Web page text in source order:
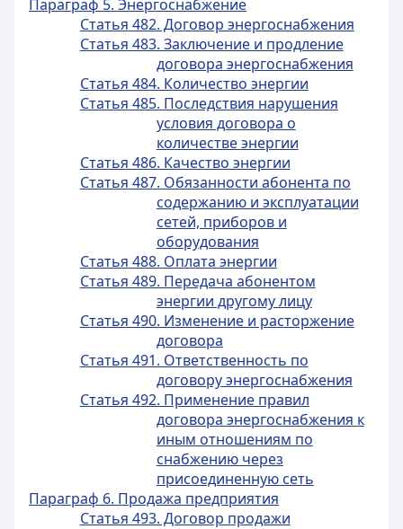
Параграф 5. Энергоснабжение
Статья 482. Договор энергоснабжения
Статья 483. Заключение и продление
договора энергоснабжения
Статья 484. Количество энергии
Статья 485. Последствия нарушения
условия договора о
количестве энергии
Статья 486. Качество энергии
Статья 487. Обязанности абонента по
содержанию и эксплуатации
сетей, приборов и
оборудования
Статья 488. Оплата энергии
Статья 489. Передача абонентом
энергии другому лицу
Статья 490. Изменение и расторжение
договора
Статья 491. Ответственность по
договору энергоснабжения
Статья 492. Применение правил
договора энергоснабжения к
иным отношениям по
снабжению через
присоединенную сеть
Параграф 6. Продажа предприятия
Статья 493. Договор продажи